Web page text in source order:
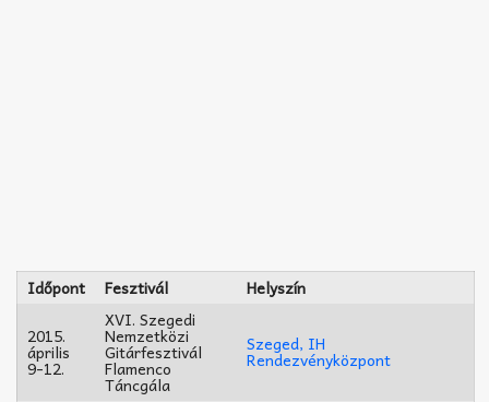
Időpont Fesztivál
Helyszín
2015.
április
9-12.
XVI. Szegedi
Nemzetközi
Gitárfesztivál
Flamenco
Táncgála
Szeged, IH
Rendezvényközpont